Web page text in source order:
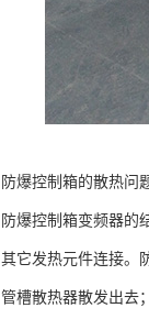
防爆控制箱的散热问
防爆控制箱变频器的
其它发热元件连接。
管槽散热器散发出去；